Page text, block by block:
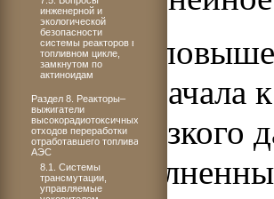
Борьба за
привела
кабелей
инженерной и
экологической
безопасности
системы реакторов в
топливном цикле,
замкнутом по
актиноидам
Раздел 8. Реакторы–
выжигатели
высокорадиотоксичных
отходов переработки
отработавшего топлива
АЭС
8.1. Системы
трансмутации,
управляемые